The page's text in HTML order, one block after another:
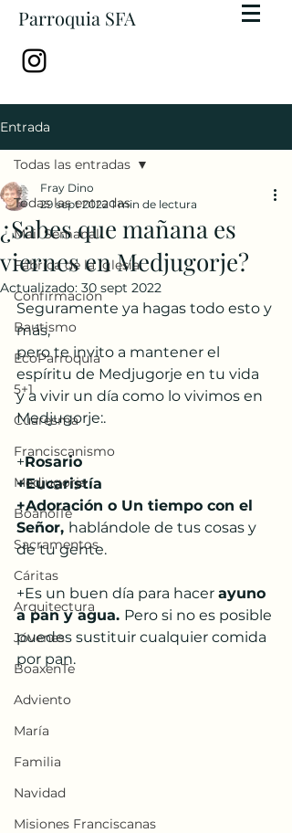
Parroquia SFA
Entrada
Todas las entradas
Mail Semanal
Fábrica de la Iglesia
Confirmación
Bautismo
EcoParroquia
5+1
Cuaresma
Franciscanismo
Medjugorje
BoanoiTe
Sacramentos
Cáritas
Arquitectura
Jóvenes
BoaxenTe
Adviento
María
Familia
Navidad
Misiones Franciscanas
Todas las entradas
¿Sabes que mañana es
viernes en Medjugorje?
Fray Dino
29 sept 2022 1 min de lectura
Actualizado: 30 sept 2022
Seguramente ya hagas todo esto y
más,
pero te invito a mantener el
espíritu de Medjugorje en tu vida
y a vivir un día como lo vivimos en
Medjugorje:.
+Rosario
+Eucaristía
+Adoración o Un tiempo con el
Señor, hablándole de tus cosas y
de tu gente.
+Es un buen día para hacer ayuno
a pan y agua. Pero si no es posible
puedes sustituir cualquier comida
por pan.